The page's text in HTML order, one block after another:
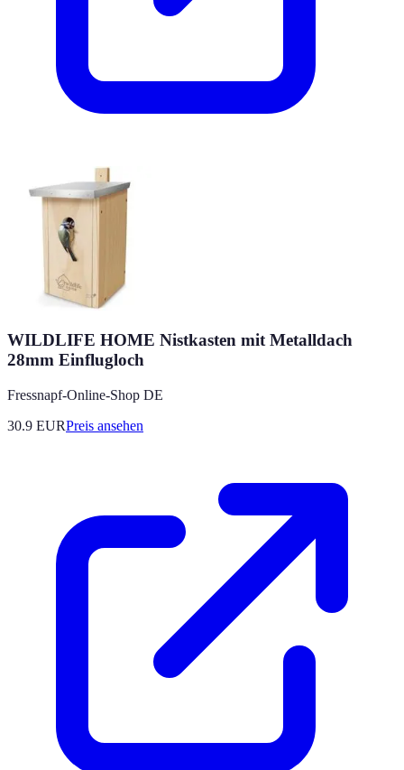
WILDLIFE HOME Nistkasten mit Metalldach
28mm Einflugloch
Fressnapf-Online-Shop DE
30.9 EURPreis ansehen